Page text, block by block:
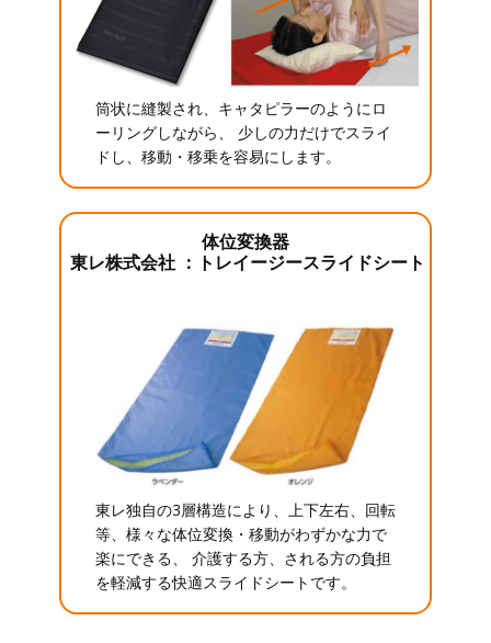
筒状に縫製され、キャタピラーのようにロ
ーリングしながら、 少しの力だけでスライ
ドし、移動・移乗を容易にします。
体位変換器
東レ株式会社 ：トレイージースライドシート
東レ独自の3層構造により、上下左右、回転
等、様々な体位変換・移動がわずかな力で
楽にできる、 介護する方、される方の負担
を軽減する快適スライドシートです。